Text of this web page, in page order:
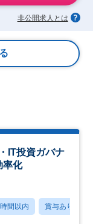
非公開求人とは
IT投資ガバナ
率化
間以内 賞与あり